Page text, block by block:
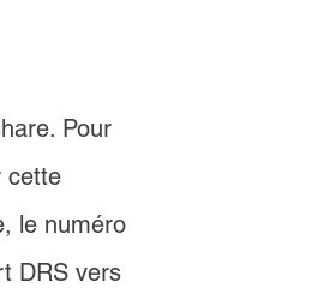
Pour
cette
le numéro
DRS vers